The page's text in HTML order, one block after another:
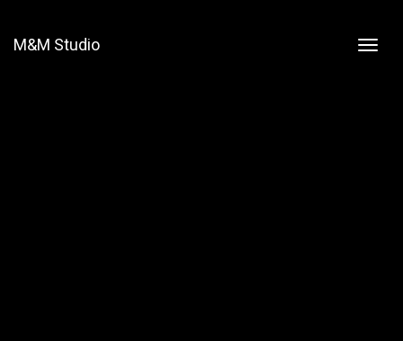
M&M Studio